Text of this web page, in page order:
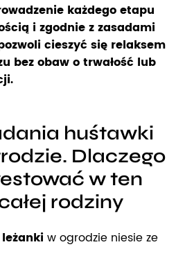
każdego etapu
i zgodnie z zasadami
cieszyć się relaksem
bez obaw o trwałość lub
huśtawki
Dlaczego
w ten
rodziny
w ogrodzie niesie ze